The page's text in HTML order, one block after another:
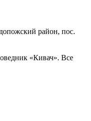
район, пос.
«Кивач». Все